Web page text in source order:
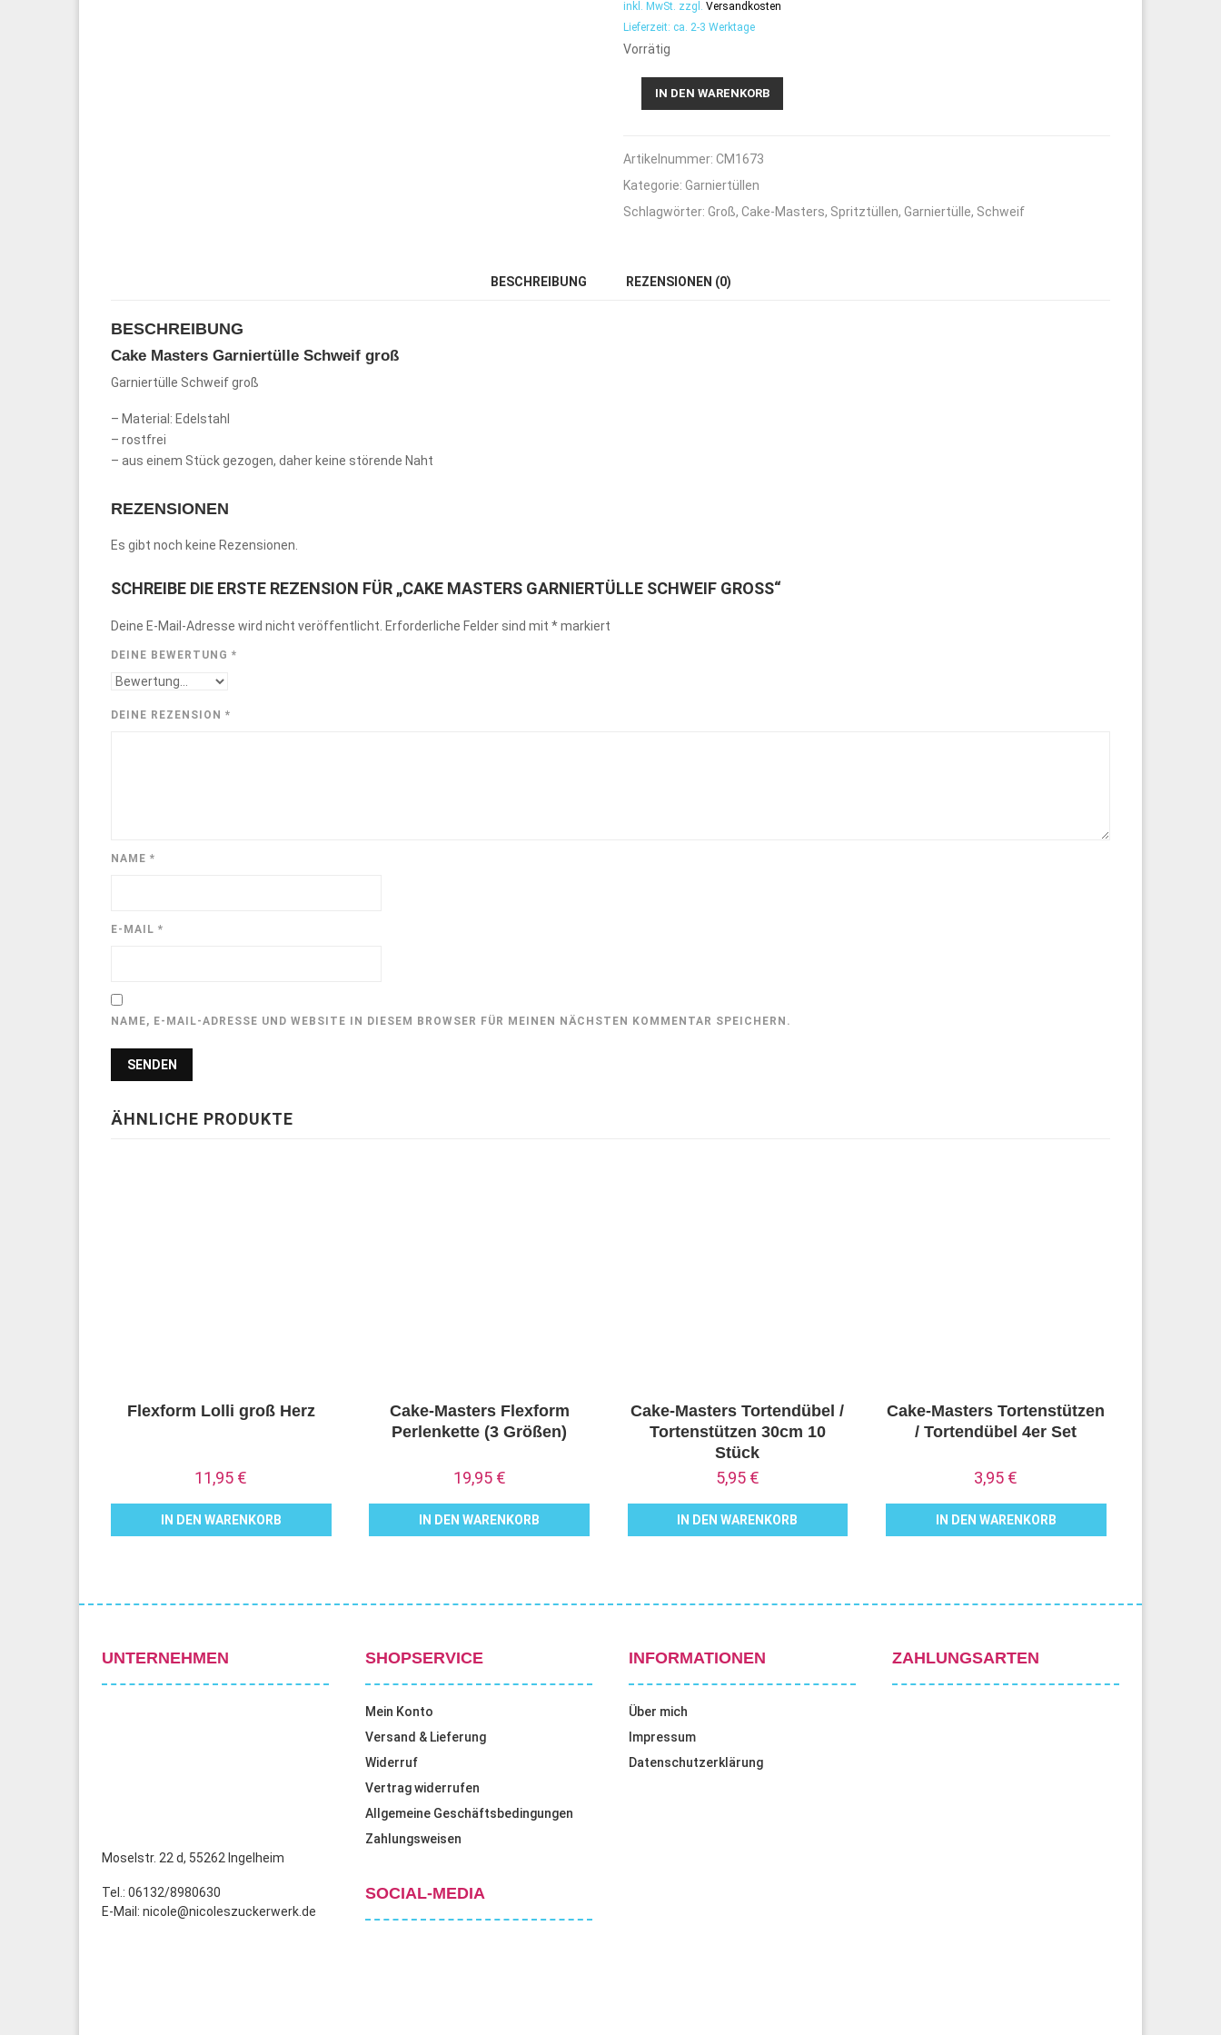
inkl. MwSt. zzgl.Versandkosten
Lieferzeit: ca. 2-3 Werktage
Vorrätig
groß
Menge
IN DEN WARENKORB
Artikelnummer:CM1673
Kategorie:Garniertüllen
Schlagwörter:Groß,Cake-Masters, Spritztüllen,Garniertülle, Schweif
BESCHREIBUNG REZENSIONEN (0)
BESCHREIBUNG
Cake Masters Garniertülle Schweif groß
Garniertülle Schweif groß
– Material: Edelstahl
– rostfrei
– aus einem Stück gezogen, daher keine störende Naht
REZENSIONEN
Es gibt noch keine Rezensionen.
SCHREIBE DIE ERSTE REZENSION FÜR „CAKE MASTERS GARNIERTÜLLE SCHWEIF GROSS“
Deine E-Mail-Adresse wird nicht veröffentlicht. Erforderliche Felder sind mit *markiert
DEINE BEWERTUNG *
DEINE REZENSION *
NAME *
E-MAIL *
NAME, E-MAIL-ADRESSE UND WEBSITE IN DIESEM BROWSER FÜR MEINEN NÄCHSTEN KOMMENTAR SPEICHERN.
ÄHNLICHE PRODUKTE
Flexform Lolli groß Herz
11,95 €
IN DEN WARENKORB
Cake-Masters Flexform
Perlenkette (3 Größen)
19,95 €
IN DEN WARENKORB
Cake-Masters Tortendübel /
Tortenstützen 30cm 10
Stück
5,95 €
IN DEN WARENKORB
Cake-Masters Tortenstützen
/ Tortendübel 4er Set
3,95 €
IN DEN WARENKORB
UNTERNEHMEN
Moselstr. 22 d, 55262 Ingelheim
Tel.: 06132/8980630
E-Mail: nicole@nicoleszuckerwerk.de
SHOPSERVICE
Mein Konto
Versand & Lieferung
Widerruf
Vertrag widerrufen
Allgemeine Geschäftsbedingungen
Zahlungsweisen
SOCIAL-MEDIA
INFORMATIONEN
Über mich
Impressum
Datenschutzerklärung
ZAHLUNGSARTEN